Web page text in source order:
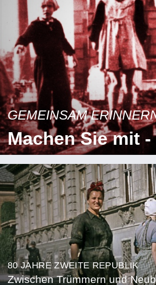
GEMEINSAM
Machen Sie mit
80 JAHRE ZWEITE REPUBLIK
Zwischen Trümmern und